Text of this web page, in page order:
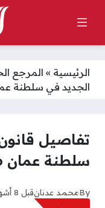
الرئيسية » المرجع
الجديد في سلطنة عمان
تفاصيل
سلطنة عمان 2026
Byمحمد عدنانقبل 8 أشهر